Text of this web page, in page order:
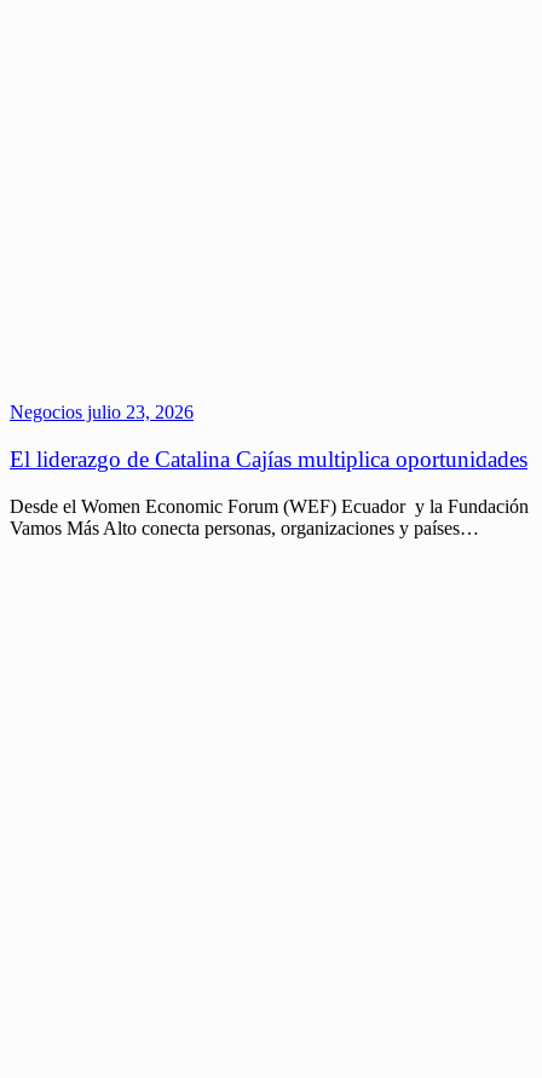
Negocios julio 23, 2026
El liderazgo de Catalina Cajías multiplica oportunidades
Desde el Women Economic Forum (WEF) Ecuador y la Fundación
Vamos Más Alto conecta personas, organizaciones y países…